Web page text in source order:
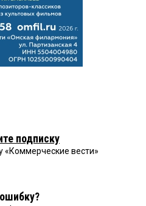
подписку
«Коммерческие вести»